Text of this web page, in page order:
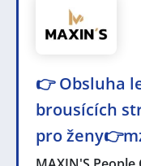
👉 Obsluha
brousících
pro